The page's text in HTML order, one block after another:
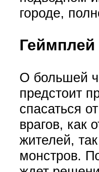
городе,
Геймплей
О большей
предстоит
спасаться
врагов, как
жителей,
монстров.